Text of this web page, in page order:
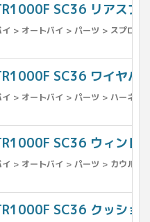
SC36 リアス
イ > オートバイ > パーツ > スプロケ
SC36 ワイヤハ
イ > オートバイ > パーツ > ハーネス
SC36 ウィンド
イ > オートバイ > パーツ > カウル、
SC36 クッショ